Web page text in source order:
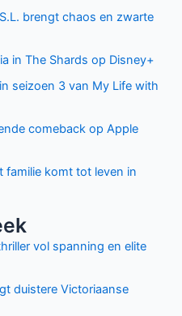
brengt chaos en zwarte
in The Shards op Disney+
seizoen 3 van My Life with
comeback op Apple
familie komt tot leven in
vol spanning en elite
duistere Victoriaanse